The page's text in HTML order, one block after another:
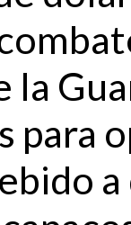
la
para